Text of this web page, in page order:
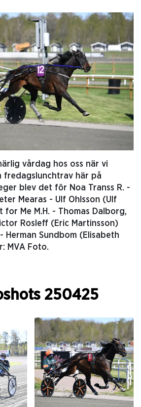
vårdag hos oss när vi
fredagslunchtrav här på
blev det för Noa Transs R. -
Mearas - Ulf Ohlsson (Ulf
for Me M.H. - Thomas Dalborg,
Rosleff (Eric Martinsson)
Herman Sundbom (Elisabeth
MVA Foto.
250425